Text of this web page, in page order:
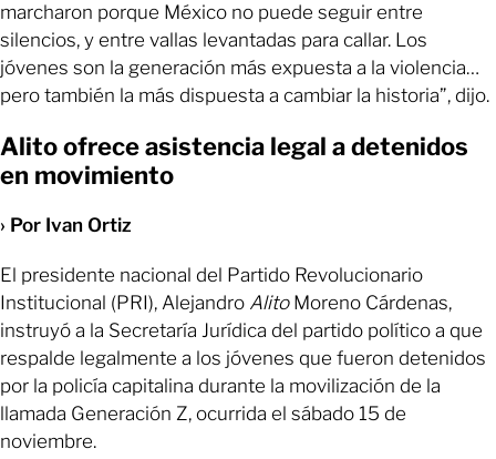
marcharon porque México no puede seguir entre
silencios, y entre vallas levantadas para callar. Los
jóvenes son la generación más expuesta a la violencia…
pero también la más dispuesta a cambiar la historia”, dijo.
Alito ofrece asistencia legal a detenidos
en movimiento
› Por Ivan Ortiz
El presidente nacional del Partido Revolucionario
Institucional (PRI), Alejandro AlitoMoreno Cárdenas,
instruyó a la Secretaría Jurídica del partido político a que
respalde legalmente a los jóvenes que fueron detenidos
por la policía capitalina durante la movilización de la
llamada Generación Z, ocurrida el sábado 15 de
noviembre.